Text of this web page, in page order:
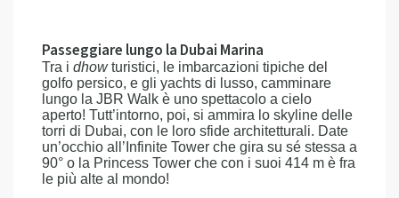
Passeggiare lungo la Dubai Marina
Tra i dhowturistici, le imbarcazioni tipiche del
golfo persico, e gli yachts di lusso, camminare
lungo la JBR Walk è uno spettacolo a cielo
aperto! Tutt’intorno, poi, si ammira lo skyline delle
torri di Dubai, con le loro sfide architetturali. Date
un’occhio all’Infinite Tower che gira su sé stessa a
90° o la Princess Tower che con i suoi 414 m è fra
le più alte al mondo!